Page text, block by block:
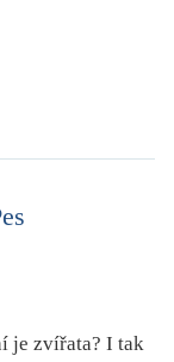
je zvířata? I tak